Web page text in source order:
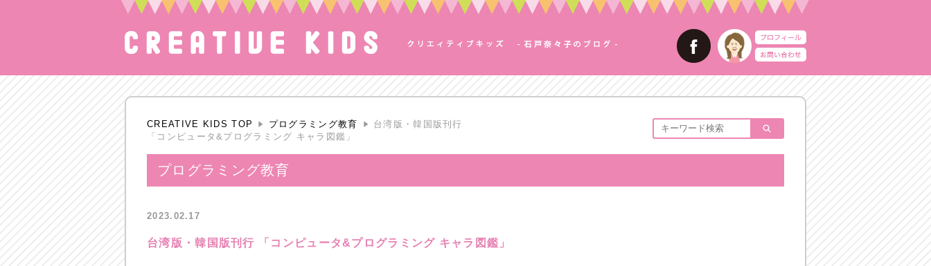
CREATIVE KIDS TOP プログラミング教育
台湾版・韓国版刊行
「コンピュータ&プログラミング キャラ図鑑」
プログラミング教育
2023.02.17
台湾版・韓国版刊行 「コンピュータ&プログラミング キャラ図鑑」